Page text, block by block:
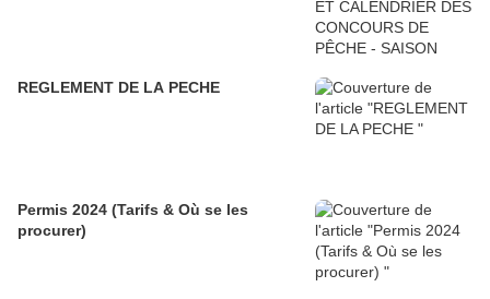
REGLEMENT DE LA PECHE
Permis 2024 (Tarifs & Où se les
procurer)